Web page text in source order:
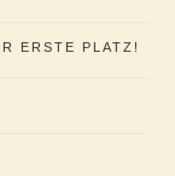
ERSTE PLATZ!